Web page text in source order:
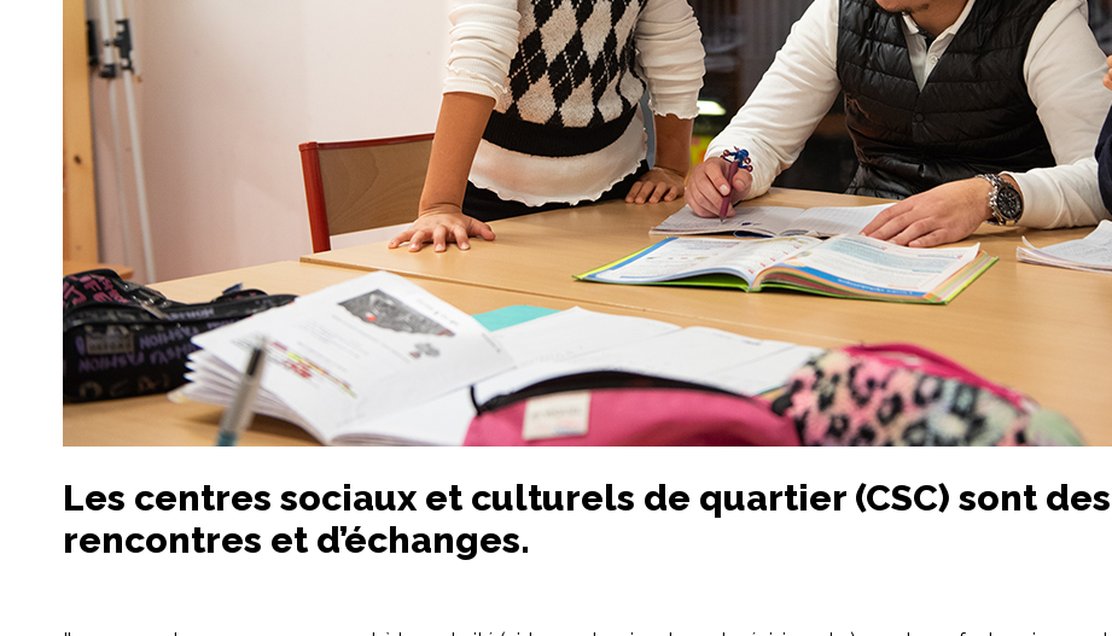
Les centres sociaux et culturels de quartier (CSC) sont
rencontres et d’échanges.